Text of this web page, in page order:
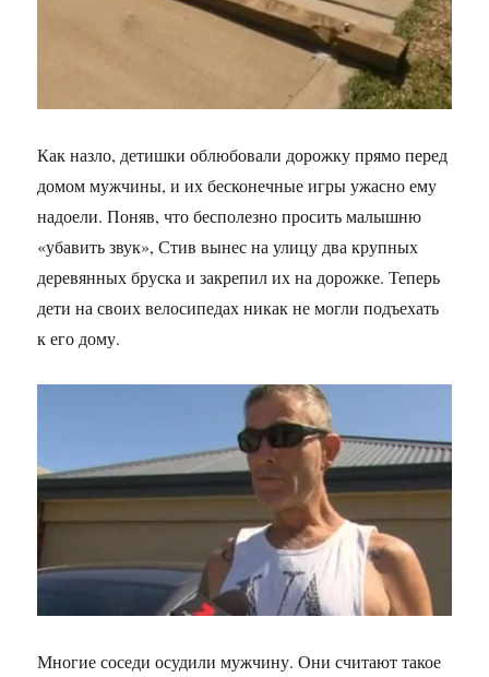
Как назло, детишки облюбовали дорожку прямо перед
домом мужчины, и их бесконечные игры ужасно ему
надоели. Поняв, что бесполезно просить малышню
«убавить звук», Стив вынес на улицу два крупных
деревянных бруска и закрепил их на дорожке. Теперь
дети на своих велосипедах никак не могли подъехать
к его дому.
Многие соседи осудили мужчину. Они считают такое